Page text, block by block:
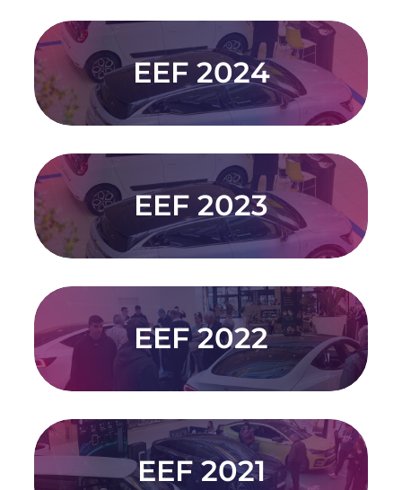
EEF 2024
POGLEDAJTE
EEF 2023
POGLEDAJTE
EEF 2022
POGLEDAJTE
EEF 2021
POGLEDAJTE